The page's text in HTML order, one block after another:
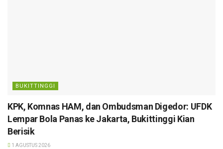
BUKITTINGGI
KPK, Komnas HAM, dan Ombudsman Digedor: UFDK
Lempar Bola Panas ke Jakarta, Bukittinggi Kian
Berisik
1 AGUSTUS 2026